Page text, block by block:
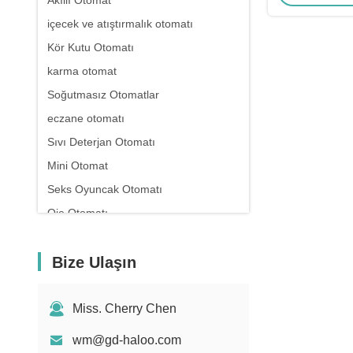
içecek ve atıştırmalık otomatı
Kör Kutu Otomatı
karma otomat
Soğutmasız Otomatlar
eczane otomatı
Sıvı Deterjan Otomatı
Mini Otomat
Seks Oyuncak Otomatı
Oje Otomatı
Bize Ulaşın
Miss. Cherry Chen
wm@gd-haloo.com